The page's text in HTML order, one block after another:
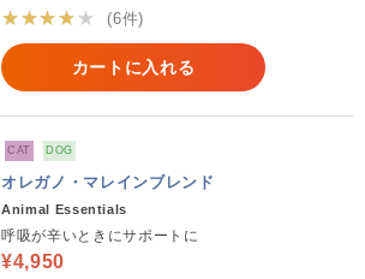
★★★★★
(6件)
カートに入れる
CAT DOG
オレガノ・マレインブレンド
Animal Essentials
呼吸が辛いときにサポートに
¥4,950